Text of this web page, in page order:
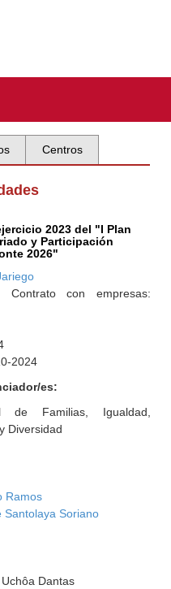
Centros
2023 del "I Plan
y Participación
2026"
Contrato con empresas:
2024
es:
de Familias, Igualdad,
Diversidad
Ramos
Santolaya Soriano
Dantas